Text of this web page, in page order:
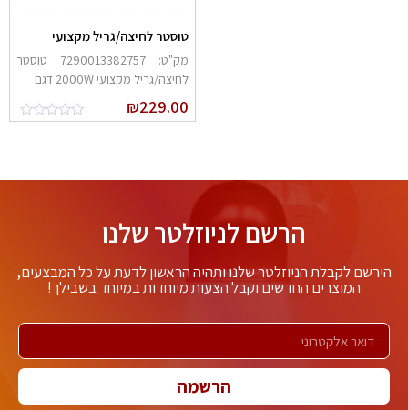
טוסטר לחיצה/גריל מקצועי
מק"ט: 7290013382757 טוסטר
לחיצה/גריל מקצועי 2000W דגם
₪229.00
הרשם לניוזלטר שלנו
לקבלת הניוזלטר שלנו ותהיה הראשון לדעת על כל המבצעים,
המוצרים החדשים וקבל הצעות מיוחדות במיוחד בשבילך!
הרשמה